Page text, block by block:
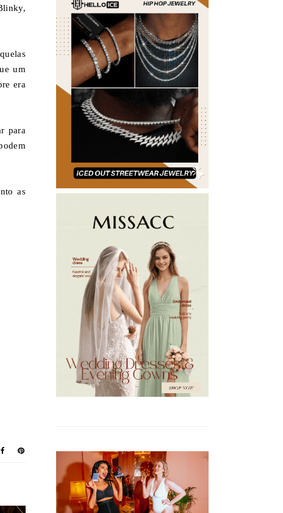
um
era
para
as